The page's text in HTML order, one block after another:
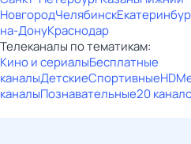
НовгородЧелябинск
на-ДонуКраснодар
Телеканалы по тематикам:
Кино и сериалыБесплатные
каналыДетскиеСпортивныеHD
каналыПознавательные20